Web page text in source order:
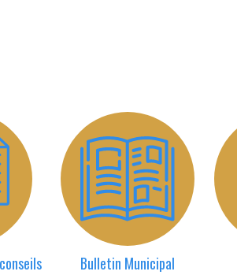
Bulletin Municipal